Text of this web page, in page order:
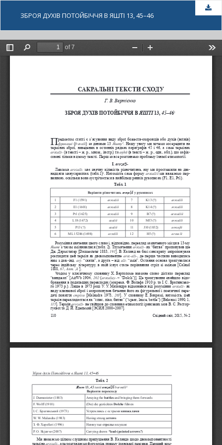
ЗБРОЯ ДУХІВ ПОТОЙБІЧЧЯ В ЯШТІ 13, 45–46